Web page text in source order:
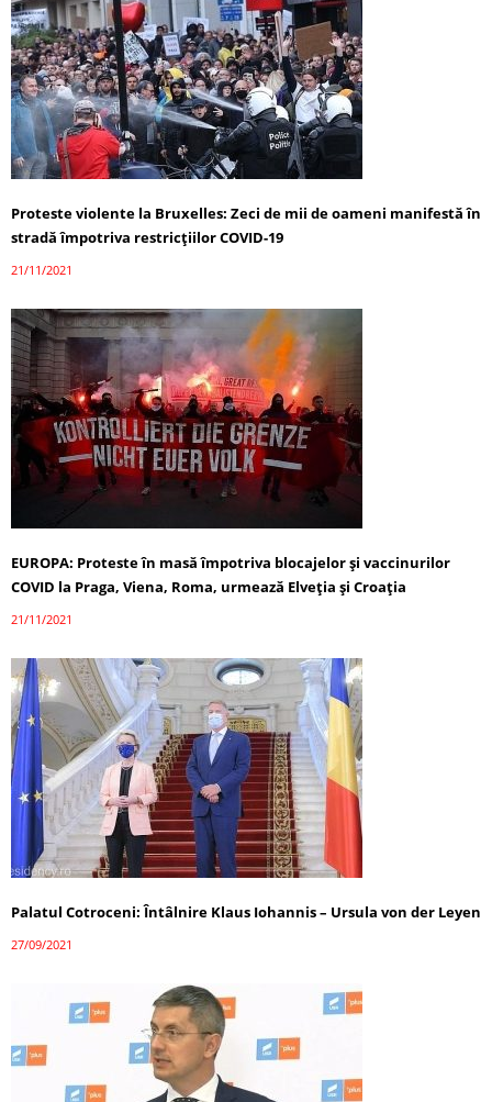
Proteste violente la Bruxelles: Zeci de mii de oameni manifestă în
stradă împotriva restricțiilor COVID-19
21/11/2021
EUROPA: Proteste în masă împotriva blocajelor și vaccinurilor
COVID la Praga, Viena, Roma, urmează Elveția și Croația
21/11/2021
Palatul Cotroceni: Întâlnire Klaus Iohannis – Ursula von der Leyen
27/09/2021